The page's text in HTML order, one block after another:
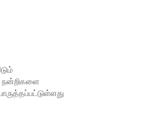
நன்றிகளை